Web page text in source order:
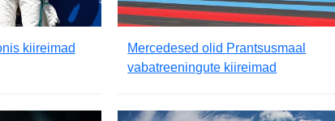
kiireimad
Mercedesed olid Prantsusmaal
vabatreeningute kiireimad